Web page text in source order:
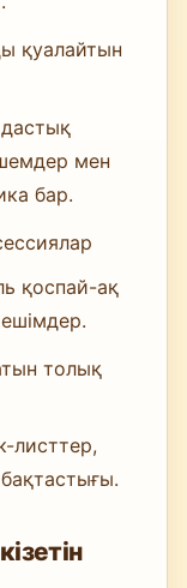
қуалайтын
мен
бар.
қоспай-ақ
толық
листтер,